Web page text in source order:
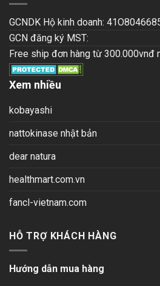
GCNDK Hộ kinh doanh:
GCN đăng ký MST:
Free ship đơn hàng từ 300.000vnđ
Xem nhiều
kobayashi
nattokinase nhật bản
dear natura
healthmart.com.vn
fancl-vietnam.com
HỖ TRỢ KHÁCH HÀNG
Hướng dẫn mua hàng